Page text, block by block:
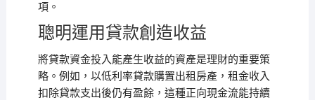
項。
聰明運用貸款創造收益
將貸款資金投入能產生收益的資產是理財的重要策
略。例如，以低利率貸款購置出租房產，租金收入
扣除貸款支出後仍有盈餘，這種正向現金流能持續